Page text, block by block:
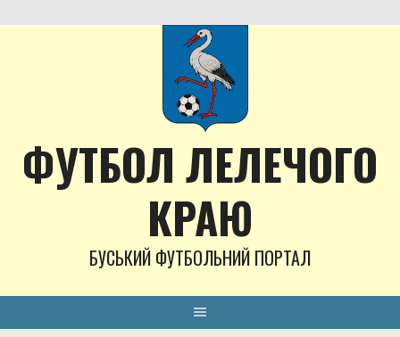
to
ФУТБОЛ ЛЕЛЕЧОГО
КРАЮ
БУСЬКИЙ ФУТБОЛЬНИЙ ПОРТАЛ